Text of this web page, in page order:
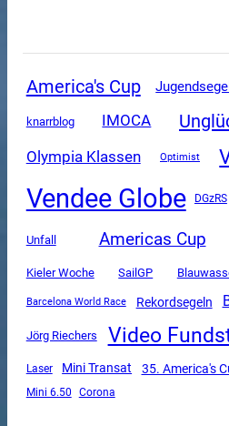
America's Cup
knarrblog IMOCA
Olympia Klassen Optimist
Vendee Globe DGzRS
Unfall Americas Cup
Kieler Woche SailGP
Barcelona World Race Rekordsegeln
Jörg Riechers Video
Laser Mini Transat 35. America's
Mini 6.50
Corona